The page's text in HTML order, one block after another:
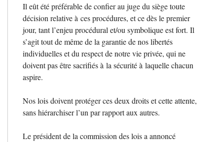
Il eût été préférable de confier au juge du siège toute
décision relative à ces procédures, et ce dès le premier
jour, tant l’enjeu procédural et/ou symbolique est fort. Il
s’agit tout de même de la garantie de nos libertés
individuelles et du respect de notre vie privée, qui ne
doivent pas être sacrifiés à la sécurité à laquelle chacun
aspire.
Nos lois doivent protéger ces deux droits et cette attente,
sans hiérarchiser l’un par rapport aux autres.
Le président de la commission des lois a annoncé